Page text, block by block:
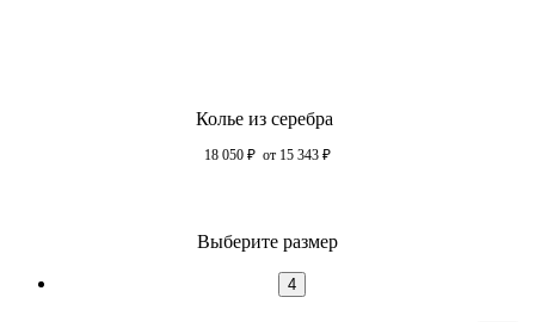
Колье из серебра
18 050 ₽ от 15 343 ₽
Выберите размер
4